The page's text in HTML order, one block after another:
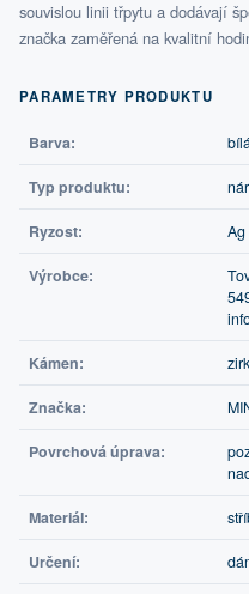
souvislou linii třpytu a dodávají
značka zaměřená na kvalitní
PARAMETRY PRODUKTU
Barva:
Typ produktu:
Ryzost:
Výrobce:
Kámen:
Značka:
Povrchová úprava:
Materiál:
Určení: